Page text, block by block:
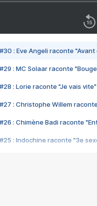
#30 : Eve Angeli raconte
#29 : MC Solaar raconte
#28 : Lorie raconte "Je vais vite"
#27 : Christophe Willem
#26 : Chimène Badi raconte
#25 : Indochine raconte "3e